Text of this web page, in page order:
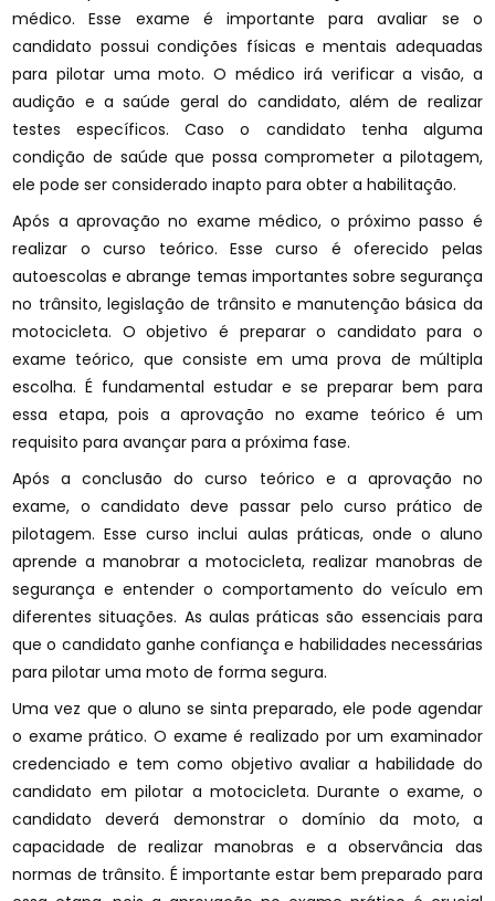
médico. Esse exame é importante para avaliar se o
candidato possui condições físicas e mentais adequadas
para pilotar uma moto. O médico irá verificar a visão, a
audição e a saúde geral do candidato, além de realizar
testes específicos. Caso o candidato tenha alguma
condição de saúde que possa comprometer a pilotagem,
ele pode ser considerado inapto para obter a habilitação.
Após a aprovação no exame médico, o próximo passo é
realizar o curso teórico. Esse curso é oferecido pelas
autoescolas e abrange temas importantes sobre segurança
no trânsito, legislação de trânsito e manutenção básica da
motocicleta. O objetivo é preparar o candidato para o
exame teórico, que consiste em uma prova de múltipla
escolha. É fundamental estudar e se preparar bem para
essa etapa, pois a aprovação no exame teórico é um
requisito para avançar para a próxima fase.
Após a conclusão do curso teórico e a aprovação no
exame, o candidato deve passar pelo curso prático de
pilotagem. Esse curso inclui aulas práticas, onde o aluno
aprende a manobrar a motocicleta, realizar manobras de
segurança e entender o comportamento do veículo em
diferentes situações. As aulas práticas são essenciais para
que o candidato ganhe confiança e habilidades necessárias
para pilotar uma moto de forma segura.
Uma vez que o aluno se sinta preparado, ele pode agendar
o exame prático. O exame é realizado por um examinador
credenciado e tem como objetivo avaliar a habilidade do
candidato em pilotar a motocicleta. Durante o exame, o
candidato deverá demonstrar o domínio da moto, a
capacidade de realizar manobras e a observância das
normas de trânsito. É importante estar bem preparado para